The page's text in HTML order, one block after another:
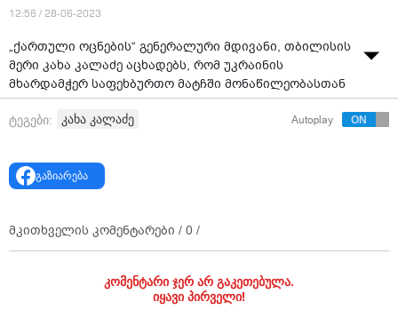
12:56 / 28-06-2023
„ქართული ოცნების“ გენერალური მდივანი, თბილისის
მერი კახა კალაძე აცხადებს, რომ უკრაინის
მხარდამჭერ საფეხბურთო მატჩში მონაწილეობასთან
დაკავშირებით მოწვევა არ მიუღია.
შეხვედრაში მეთამაშოს?!" - განაცხადა კალაძემ.
მატჩში მონაწილეობას, კალაძე პასუხობს, რომ კი,
თუკი დროს გამონახავდა.
„კი, ვნახავდი. თუ მექნებოდა დროის თვალსაზრისით
შესაძლებლობა, რატომაც არა?!“ - განაცხადა
ტეგები: კახა კალაძე Autoplay
გაზიარება
მკითხველის კომენტარები / 0 /
კომენტარი ჯერ არ გაკეთებულა.
იყავი პირველი!